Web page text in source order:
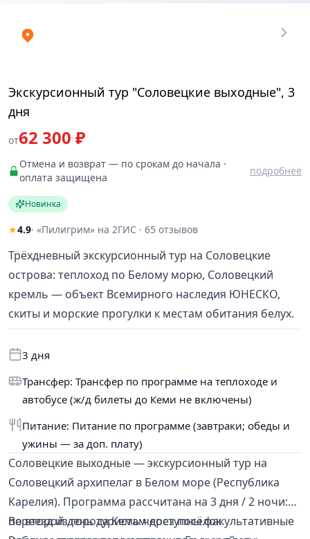
Экскурсионный тур "Соловецкие выходные", 3
дня
от62 300 ₽
Отмена и возврат — по срокам до начала ·
оплата защищена
подробнее
Новинка
★4.9· «Пилигрим» на 2ГИС · 65 отзывов
Трёхдневный экскурсионный тур на Соловецкие
острова: теплоход по Белому морю, Соловецкий
кремль — объект Всемирного наследия ЮНЕСКО,
скиты и морские прогулки к местам обитания белух.
3 дня
Трансфер: Трансфер по программе на теплоходе и
автобусе (ж/д билеты до Кеми не включены)
Питание: Питание по программе (завтраки; обеды и
ужины — за доп. плату)
Соловецкие выходные — экскурсионный тур на
Соловецкий архипелаг в Белом море (Республика
Карелия). Программа рассчитана на 3 дня / 2 ночи:
переезд из города Кемь через посёлок
Во второй день туристам доступны факультативные